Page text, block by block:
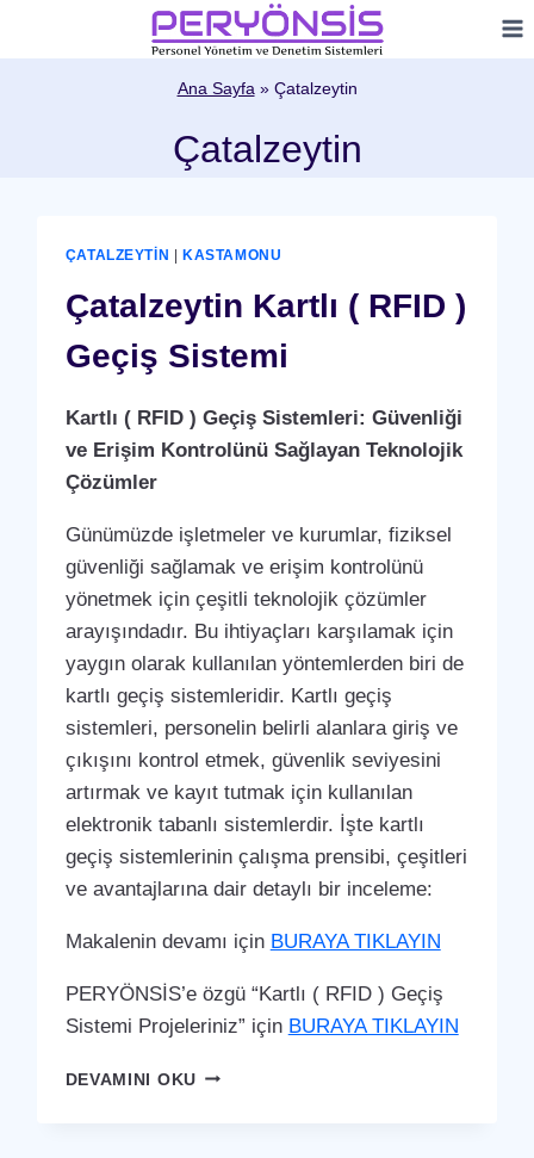
Ana Sayfa» Çatalzeytin
Çatalzeytin
ÇATALZEYTIN |KASTAMONU
Çatalzeytin Kartlı ( RFID )
Geçiş Sistemi
Kartlı ( RFID ) Geçiş Sistemleri: Güvenliği
ve Erişim Kontrolünü Sağlayan Teknolojik
Çözümler
Günümüzde işletmeler ve kurumlar, fiziksel
güvenliği sağlamak ve erişim kontrolünü
yönetmek için çeşitli teknolojik çözümler
arayışındadır. Bu ihtiyaçları karşılamak için
yaygın olarak kullanılan yöntemlerden biri de
kartlı geçiş sistemleridir. Kartlı geçiş
sistemleri, personelin belirli alanlara giriş ve
çıkışını kontrol etmek, güvenlik seviyesini
artırmak ve kayıt tutmak için kullanılan
elektronik tabanlı sistemlerdir. İşte kartlı
geçiş sistemlerinin çalışma prensibi, çeşitleri
ve avantajlarına dair detaylı bir inceleme:
Makalenin devamı için BURAYA TIKLAYIN
PERYÖNSİS’e özgü “Kartlı ( RFID ) Geçiş
Sistemi Projeleriniz” için BURAYA TIKLAYIN
DEVAMINI OKUÇATALZEYTIN